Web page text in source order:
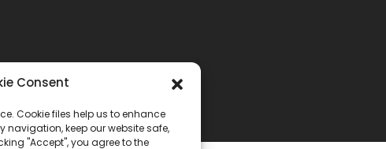
Consent
Cookie files help us to enhance
navigation, keep our website safe,
"Accept", you agree to the